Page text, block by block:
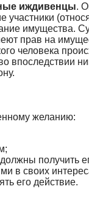
иждивенцы.
участники
имущества.
прав на
человека
впоследствии
желанию:
получить
в своих
его действие.